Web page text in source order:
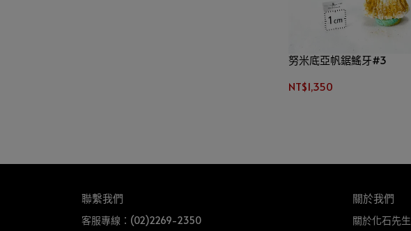
努米底亞帆鋸鰩牙#3
NT$1,350
聯繫我們
客服專線：(02)2269-2350
關於我們
關於化石先生